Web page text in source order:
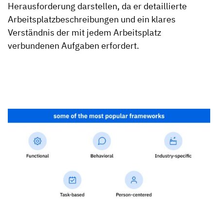
Herausforderung darstellen, da er detaillierte
Arbeitsplatzbeschreibungen und ein klares
Verständnis der mit jedem Arbeitsplatz
verbundenen Aufgaben erfordert.